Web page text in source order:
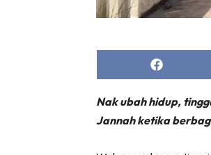
Share
on
Nak ubah hidup,
Jannah ketika